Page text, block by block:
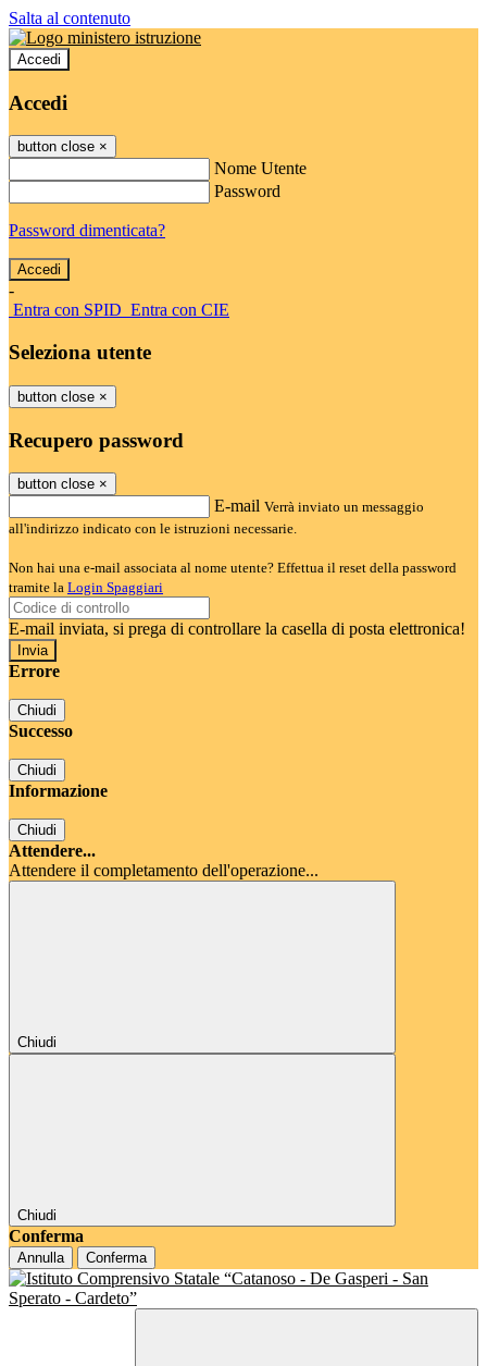
Salta al contenuto
Accedi
Accedi
button close ×
Nome Utente
Password
Password dimenticata?
-
Entra con SPID Entra con CIE
Seleziona utente
button close ×
Recupero password
button close ×
E-mail Verrà inviato un messaggio
all'indirizzo indicato con le istruzioni necessarie.
Non hai una e-mail associata al nome utente? Effettua il reset della password
tramite la Login Spaggiari
E-mail inviata, si prega di controllare la casella di posta elettronica!
Errore
Chiudi
Successo
Chiudi
Informazione
Chiudi
Attendere...
Attendere il completamento dell'operazione...
Chiudi
Chiudi
Conferma
Annulla Conferma